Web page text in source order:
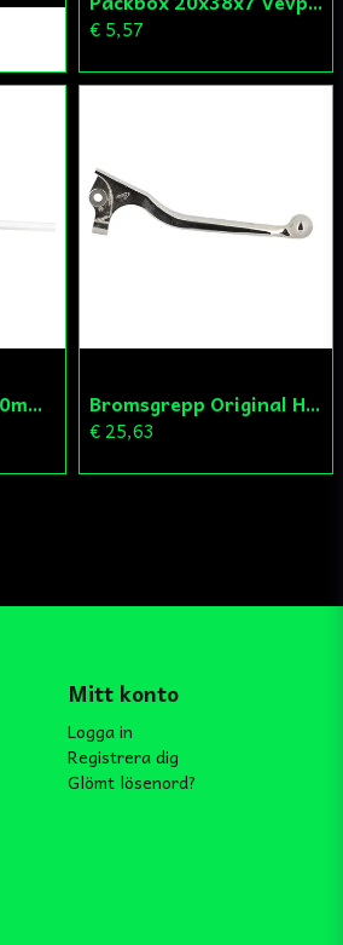
€ 5,57
Tun'R Styre 22x630mm Vit Bromsgrepp Original Hö Peugeot Ludix/Speedfight/Vivacity
€ 25,63
Mitt konto
Logga in
Registrera dig
Glömt lösenord?